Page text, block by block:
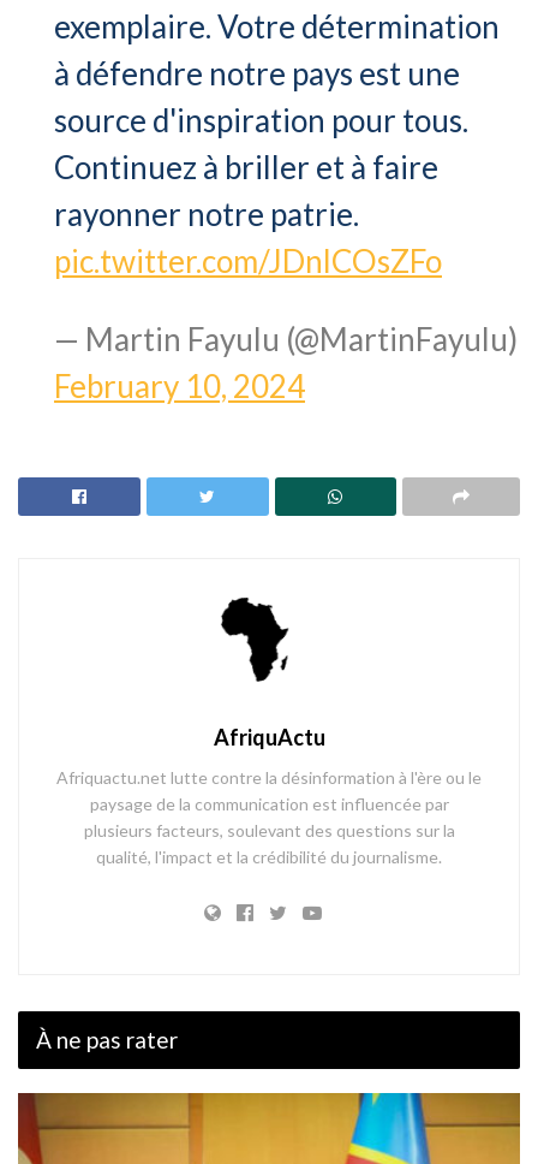
exemplaire. Votre détermination
à défendre notre pays est une
source d'inspiration pour tous.
Continuez à briller et à faire
rayonner notre patrie.
pic.twitter.com/JDnlCOsZFo
— Martin Fayulu (@MartinFayulu)
February 10, 2024
AfriquActu
Afriquactu.net lutte contre la désinformation à l'ère ou le
paysage de la communication est influencée par
plusieurs facteurs, soulevant des questions sur la
qualité, l'impact et la crédibilité du journalisme.
À ne pas rater